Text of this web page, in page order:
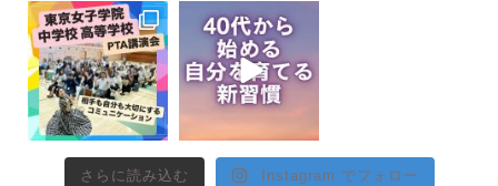
さらに読み込む Instagram でフォロー